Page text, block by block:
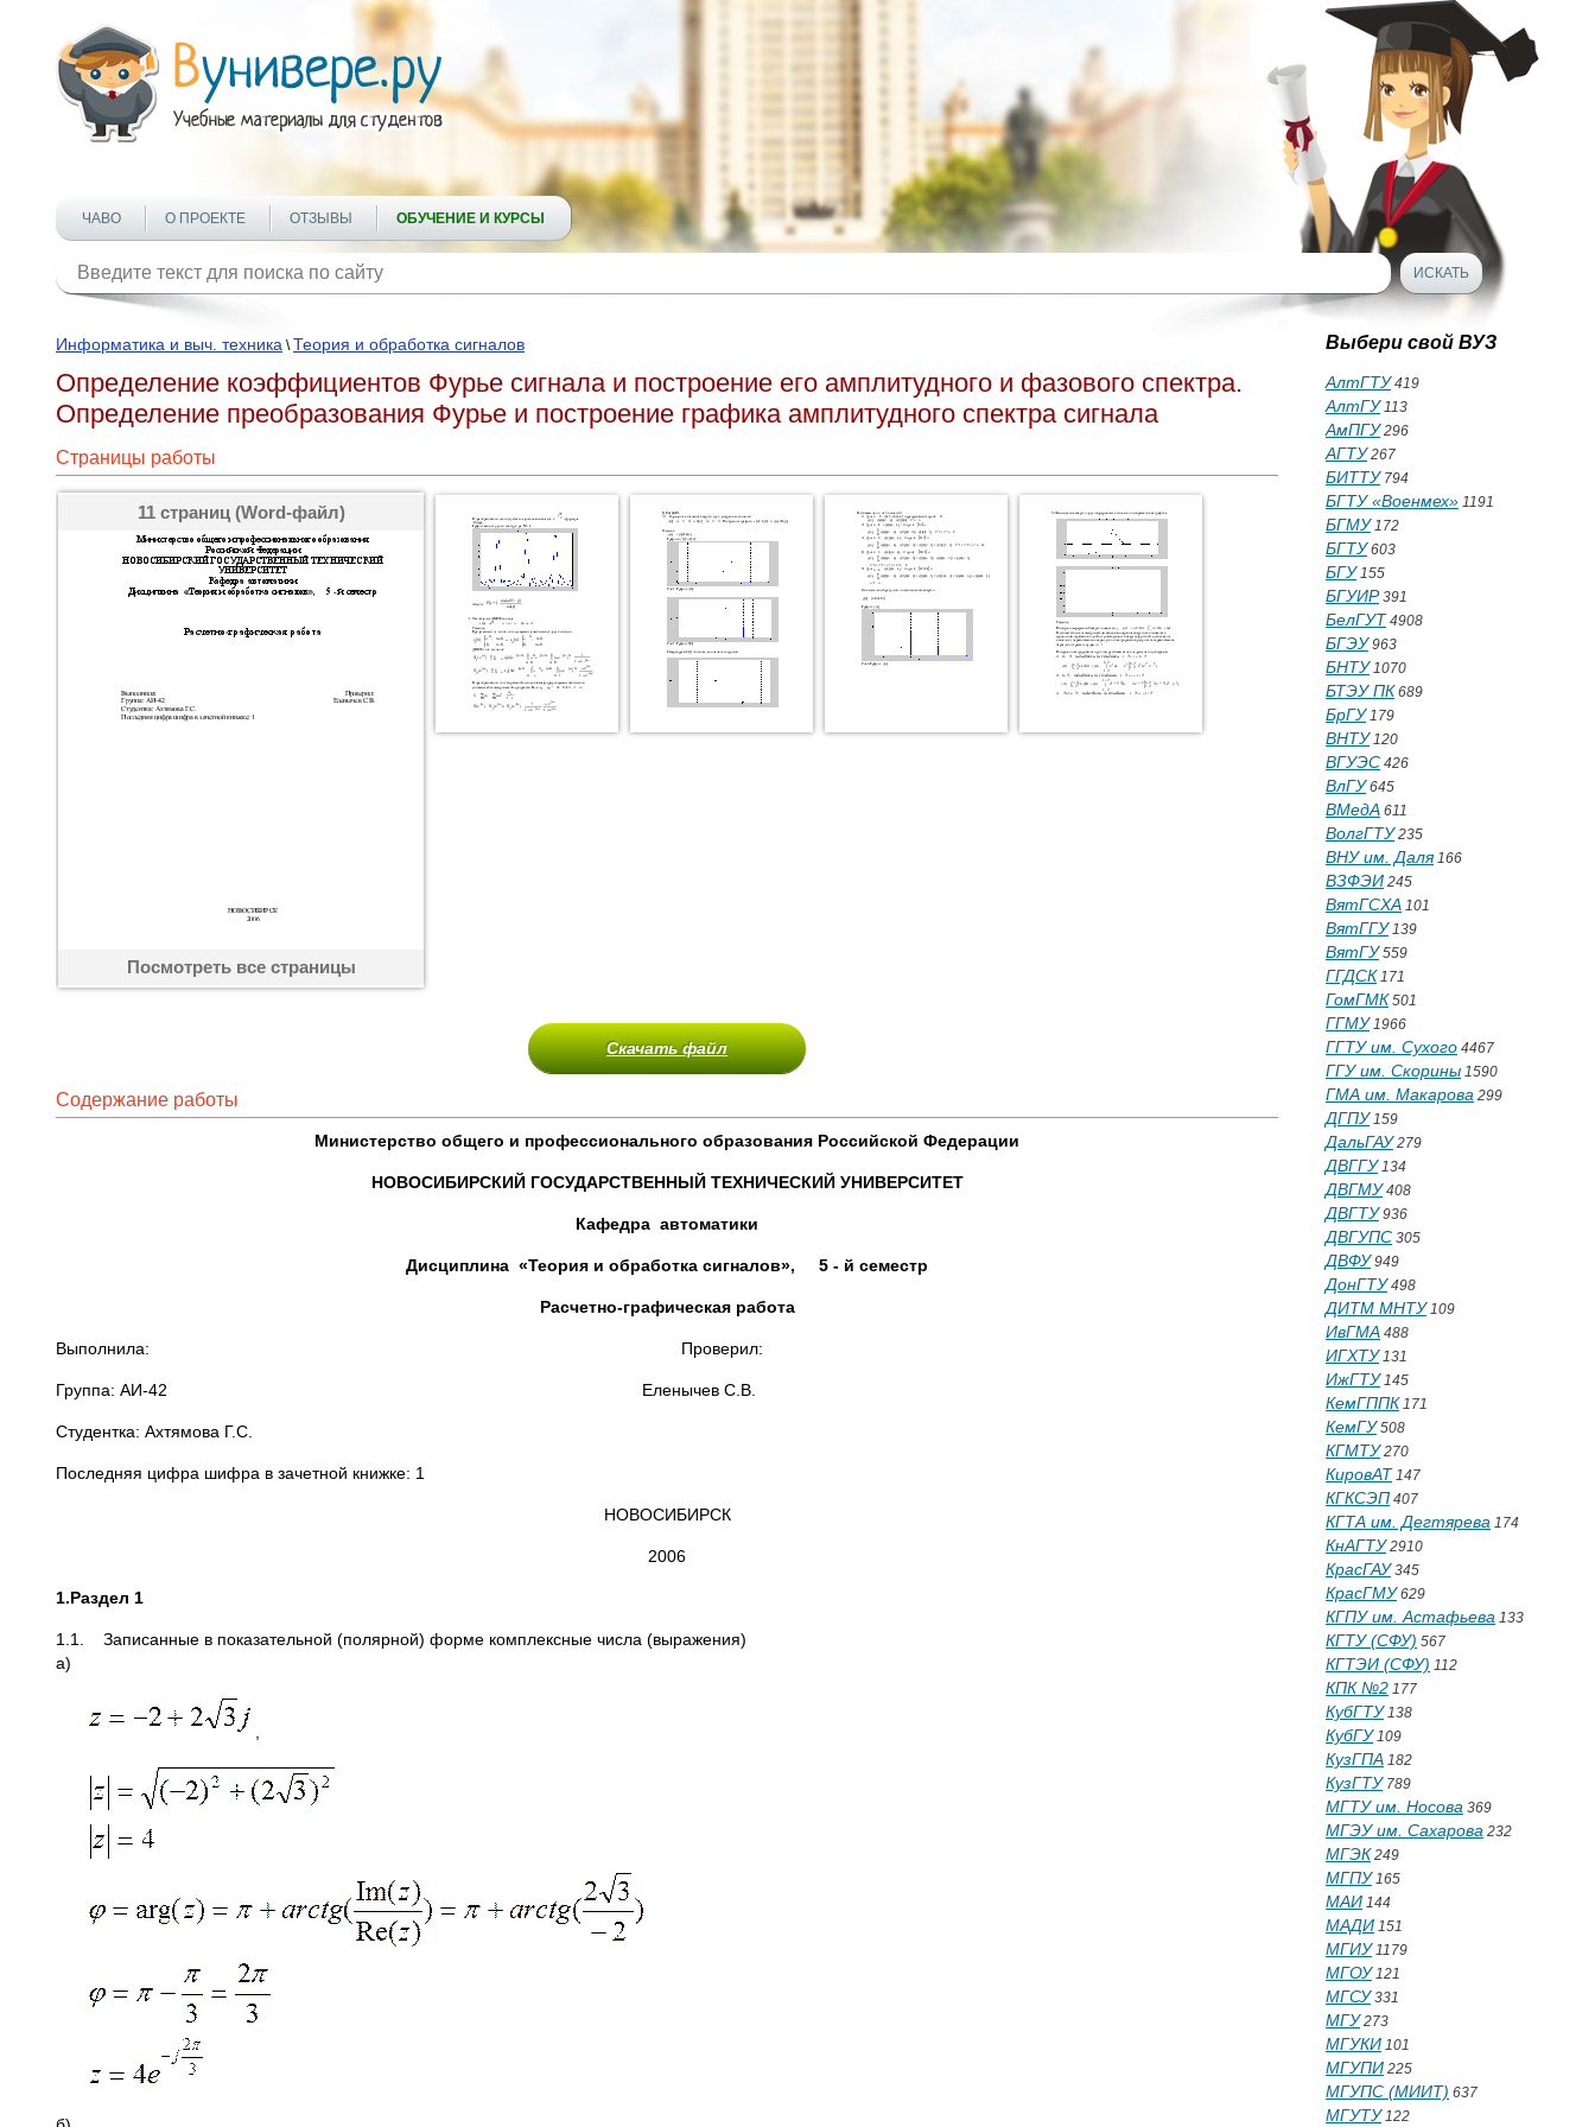
ЧАВО О ПРОЕКТЕ ОТЗЫВЫ ОБУЧЕНИЕ И КУРСЫ
Информатика и выч. техника \Теория и обработка сигналов
Определение коэффициентов Фурье сигнала и построение его амплитудного и фазового спектра.
Определение преобразования Фурье и построение графика амплитудного спектра сигнала
Страницы работы
11 страниц (Word-файл)
Посмотреть все страницы
Скачать файл
Содержание работы
Министерство общего и профессионального образования Российской Федерации
НОВОСИБИРСКИЙ ГОСУДАРСТВЕННЫЙ ТЕХНИЧЕСКИЙ УНИВЕРСИТЕТ
Кафедра автоматики
Дисциплина «Теория и обработка сигналов», 5 - й семестр
Расчетно-графическая работа
Выполнила: Проверил:
Группа: АИ-42 Еленычев С.В.
Студентка: Ахтямова Г.С.
Последняя цифра шифра в зачетной книжке: 1
НОВОСИБИРСК
2006
1.Раздел 1
1.1. Записанные в показательной (полярной) форме комплексные числа (выражения)
а)
Выбери свой ВУЗ
АлтГТУ419
АлтГУ113
АмПГУ296
АГТУ267
БИТТУ794
БГТУ «Военмех» 1191
БГМУ172
БГТУ603
БГУ155
БГУИР391
БелГУТ 4908
БГЭУ963
БНТУ1070
БТЭУ ПК 689
БрГУ179
ВНТУ120
ВГУЭС 426
ВлГУ645
ВМедА 611
ВолгГТУ235
ВНУ им. Даля166
ВЗФЭИ 245
ВятГСХА 101
ВятГГУ139
ВятГУ559
ГГДСК 171
ГомГМК 501
ГГМУ1966
ГГТУ им. Сухого 4467
ГГУ им. Скорины 1590
ГМА им. Макарова 299
ДГПУ159
ДальГАУ279
ДВГГУ134
ДВГМУ408
ДВГТУ936
ДВГУПС 305
ДВФУ949
ДонГТУ498
ДИТМ МНТУ109
ИвГМА 488
ИГХТУ131
ИжГТУ145
КемГППК 171
КемГУ508
КГМТУ270
КировАТ 147
КГКСЭП 407
КГТА им. Дегтярева 174
КнАГТУ2910
КрасГАУ345
КрасГМУ629
КГПУ им. Астафьева 133
КГТУ (СФУ) 567
КГТЭИ (СФУ) 112
КПК №2 177
КубГТУ138
КубГУ109
КузГПА 182
КузГТУ789
МГТУ им. Носова 369
МГЭУ им. Сахарова 232
МГЭК 249
МГПУ165
МАИ 144
МАДИ 151
МГИУ1179
МГОУ121
МГСУ331
МГУ273
МГУКИ 101
МГУПИ 225
МГУПС (МИИТ) 637
МГУТУ122